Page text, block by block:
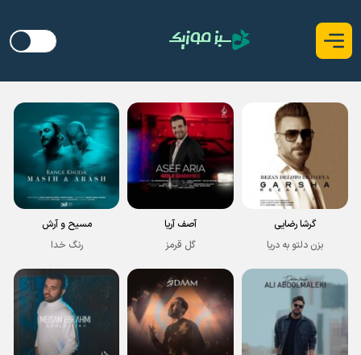
گرشا رضایی
بزن دلتو به دریا
آصف آریا
گل قرمز
مسیح و آرش
رنگ خدا